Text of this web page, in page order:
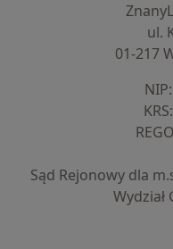
ul.
01-217
Sąd Rejonowy dla
Wydział